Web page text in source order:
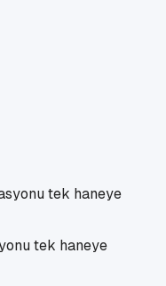
tek haneye